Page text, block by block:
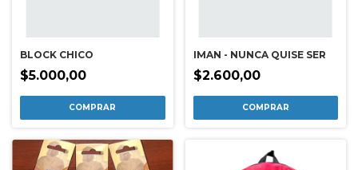
BLOCK CHICO
$5.000,00
IMAN - NUNCA QUISE SER
$2.600,00